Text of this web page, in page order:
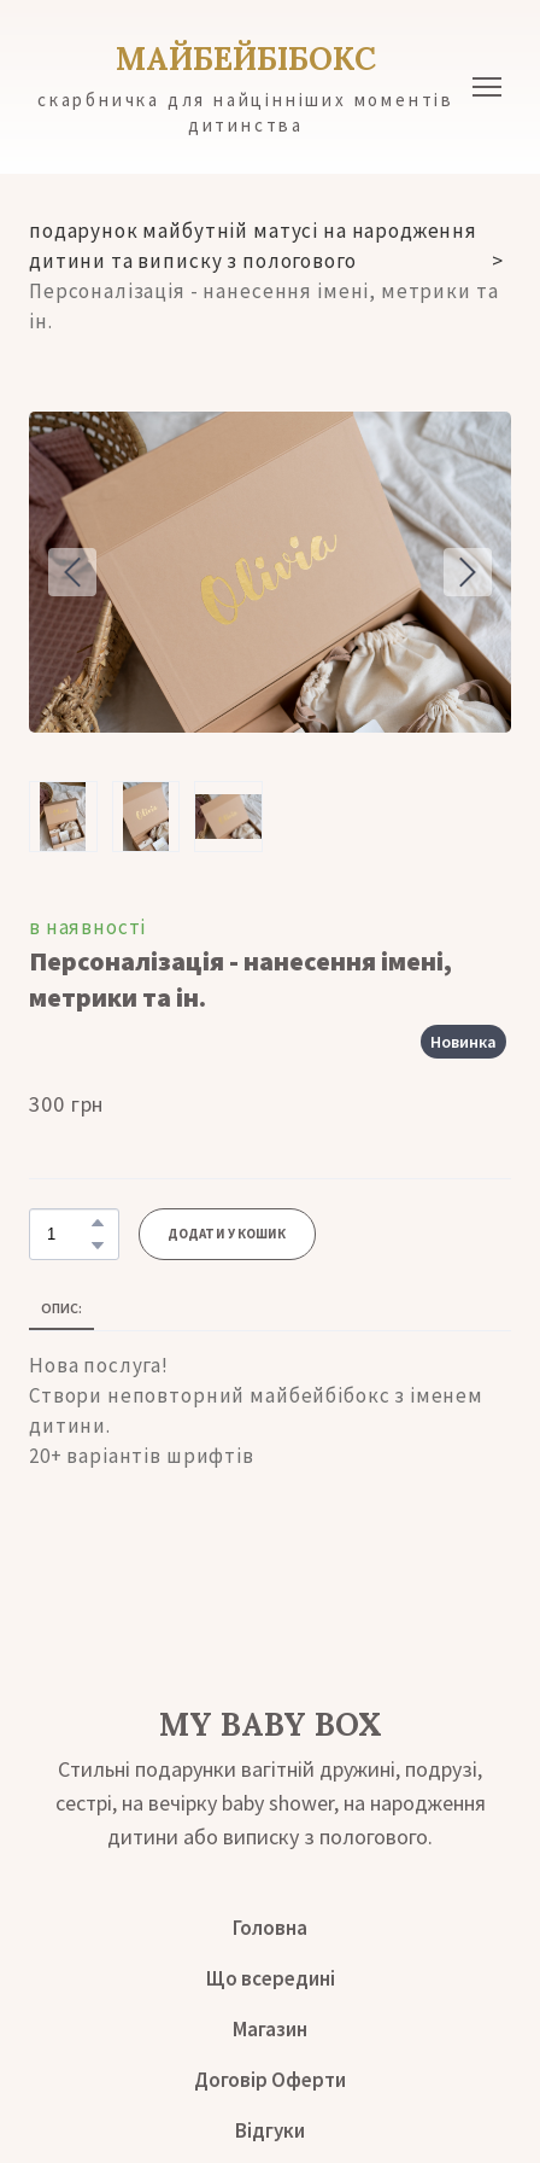
МАЙБЕЙБІБОКС
скарбничка для найцінніших моментів
дитинства
подарунок майбутній матусі на народження
дитини та виписку з пологового
Персоналізація - нанесення імені, метрики та
ін.
в наявності
Персоналізація - нанесення імені,
метрики та ін.
Новинка
300 грн
ДОДАТИ У КОШИК
ОПИС:
Нова послуга!
Створи неповторний майбейбібокс з іменем
дитини.
20+ варіантів шрифтів
MY BABY BOX
Стильні подарунки вагітній дружині, подрузі,
сестрі, на вечірку baby shower, на народження
дитини або виписку з пологового.
Головна
Що всередині
Магазин
Договір Оферти
Відгуки